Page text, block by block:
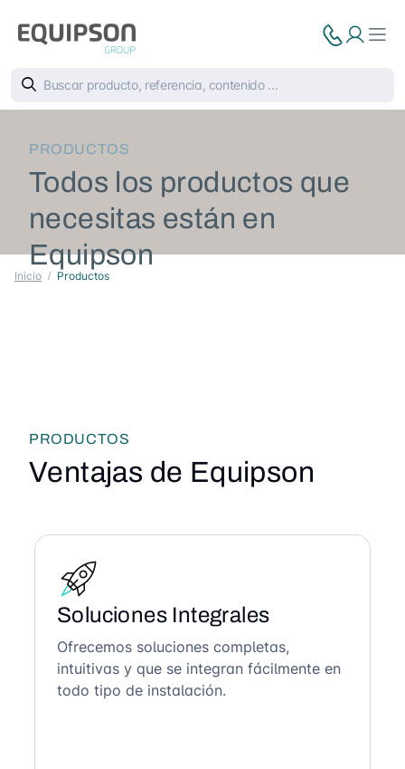
PRODUCTOS
Todos los productos que
necesitas están en
Equipson
Inicio Productos
PRODUCTOS
Ventajas de Equipson
Soluciones Integrales
Ofrecemos soluciones completas,
intuitivas y que se integran fácilmente en
todo tipo de instalación.